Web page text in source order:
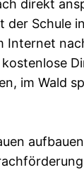
direkt
der Schule
Internet
im Wald